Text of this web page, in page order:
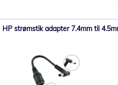
HP strømstik adapter 7.4mm til